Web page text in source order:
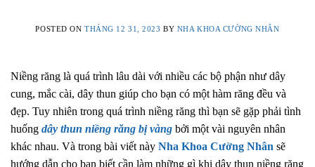
POSTED ONTHÁNG 12 31, 2023 BY NHA KHOA CƯỜNG NHÂN
Niềng răng là quá trình lâu dài với nhiều các bộ phận như dây
cung, mắc cài, dây thun giúp cho bạn có một hàm răng đều và
đẹp. Tuy nhiên trong quá trình niềng răng thì bạn sẽ gặp phải tình
huống dây thun niềng răng bị vàng bởi một vài nguyên nhân
khác nhau. Và trong bài viết này Nha Khoa Cường Nhân sẽ
hướng dẫn cho bạn biết cần làm những gì khi dây thun niềng răng